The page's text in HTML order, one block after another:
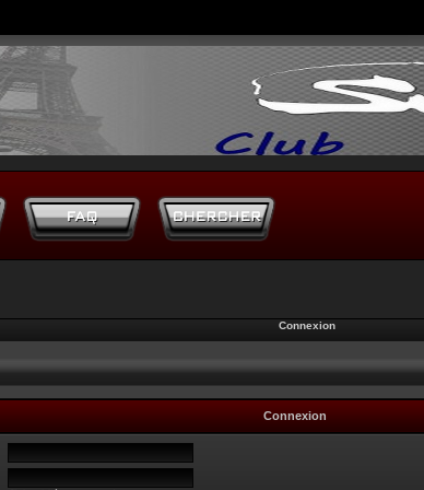
Connexion
Connexion